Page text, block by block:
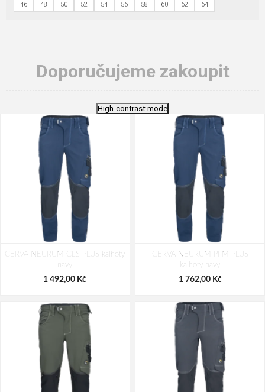
46 48 50 52 54 56 58 60 62 64
Doporučujeme zakoupit
High-contrast mode
CERVA NEURUM CLS PLUS kalhoty
navy
1 492,00 Kč
CERVA NEURUM PFM PLUS
kalhoty navy
1 762,00 Kč